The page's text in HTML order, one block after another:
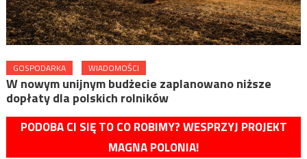
GOSPODARKA WIADOMOŚCI
W nowym unijnym budżecie zaplanowano niższe
dopłaty dla polskich rolników
PODOBA CI SIĘ TO CO ROBIMY? WESPRZYJ PROJEKT
MAGNA POLONIA!